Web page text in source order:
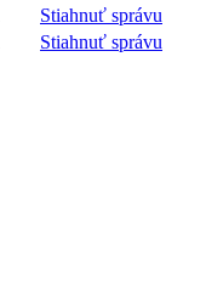
Stiahnuť správu
Stiahnuť správu